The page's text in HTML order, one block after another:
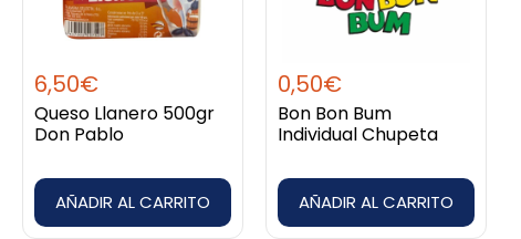
6,50€
Queso Llanero 500gr
Don Pablo
AÑADIR AL CARRITO
0,50€
Bon Bon Bum
Individual Chupeta
AÑADIR AL CARRITO